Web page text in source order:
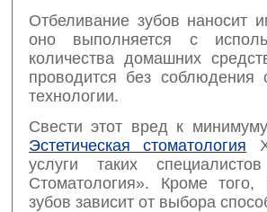
Отбеливание зубов наносит
оно выполняется с
количества домашних
проводится без соблюдения
технологии.
Свести этот вред к
Эстетическая стоматология
услуги таких
Стоматология». Кроме того,
зубов зависит от выбора